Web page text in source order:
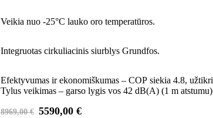
Veikia nuo -25°C lauko oro temperatūros.
Integruotas cirkuliacinis siurblys Grundfos.
Efektyvumas ir ekonomiškumas – COP siekia 4.8,
Tylus veikimas – garso lygis vos 42 dB(A) (1 m
8969,00€ Original
5590,00€Current